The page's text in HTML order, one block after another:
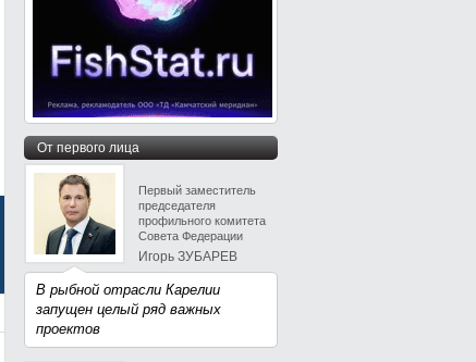
От первого лица
Первый заместитель
председателя
профильного комитета
Совета Федерации
Игорь ЗУБАРЕВ
В рыбной отрасли Карелии
запущен целый ряд важных
проектов